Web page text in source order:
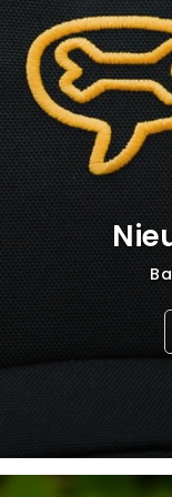
Broek